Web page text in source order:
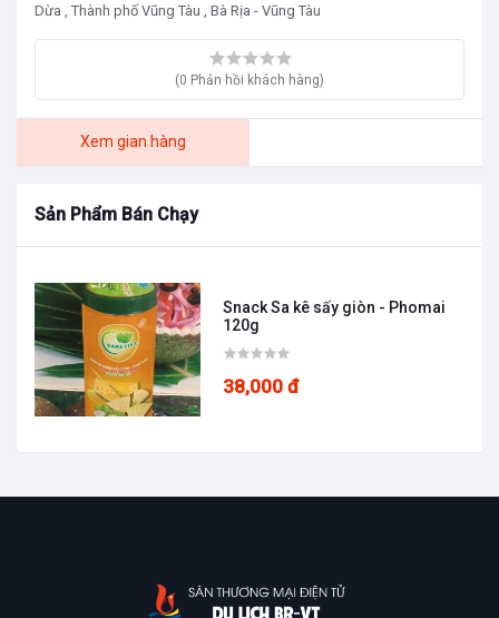
Dừa , Thành phố Vũng Tàu , Bà Rịa - Vũng Tàu
(0 Phản hồi khách hàng)
Xem gian hàng
Sản Phẩm Bán Chạy
Snack Sa kê sấy giòn - Phomai
120g
38,000 đ